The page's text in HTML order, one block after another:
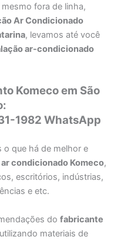
fora de linha,
Ar Condicionado
, levamos até você
ar-condicionado
Komeco em São
1982 WhatsApp
que há de melhor e
condicionado Komeco,
escritórios, indústrias,
e etc.
dofabricante
materiais de